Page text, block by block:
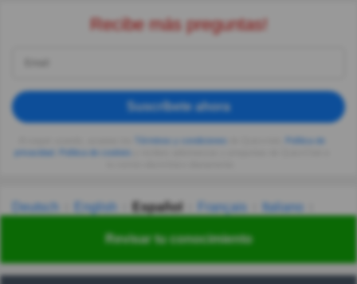
Revisar tu conocimiento
Recibe más preguntas!
Suscríbete ahora
privacidad
Deutsch English Español Français
Italiano
Українська हिन्दी 한국어 汉语